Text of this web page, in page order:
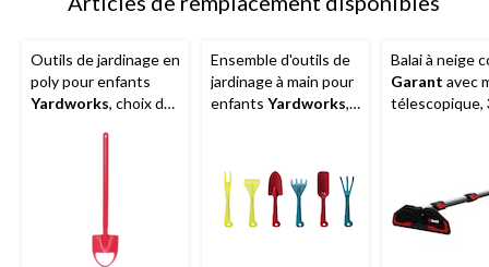
Outils de jardinage en
poly pour enfants
Yardworks, choix de
Ensemble d'outils de
jardinage à main pour
enfants Yardworks,
Balai à neige
Garant avec
télescopique,